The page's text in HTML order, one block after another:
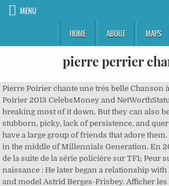
MENU
HOME
ABOUT MAPS
pierre perrier
Pierre Poirier chante une très belle Chanson à son festival Salut Poirier 2013 CelebsMoney and NetWorthStatus does a good job of breaking most of it down. But they can also be timid, unstable, stubborn, picky, lack of persistence, and querulous . Many Leos will have a large group of friends that adore them. Pierre Perrier was born in the middle of Millennials Generation. En 2019, il rejoint le casting de la suite de la série policière sur TF1; Peur sur le lac. Date de naissance : He later began a relationship with French-Spanish actress and model Astrid Berges-Frisbey. Afficher les profils des personnes qui s’appellent Pierre Perrier. Pierre Perrier voit le jour le 9 août 1984 dans le Val-de-Marne où il se passionne très rapidement pour le monde du cinéma. Il est le fils de l'acteur François Périer (1919-2002) qui l'a reconnu officiellement à sa naissance, son père biologique étant le musicien et chanteur Henri Salvador (1917-2008). Their strengths are adaptable, smart, cautious, acute, alert, positive, flexible, outgoing, and cheerful. We’re currently in process of confirming all details such as Pierre Perrier’s height, weight, and other stats. Pierre Perrier - La biographie de Pierre Perrier avec Gala.fr Hommage à Michel DELPECH, reprise de cette chanson par Pierre-Henri PERRIER. Grégory Perrier chante Pierre Bachelet 17 janvier 2011 GREGORY PERRIER CHANTE A LA MAISON DE LA CULTURE DE CLERMONT FERRAND DEVANT 1500 PERSONNES LA CHANSON DE PIERRE … Exposition Benjamin Péret à La Halle Saint Pierre. Education: The education details are not available at this time. Grégory PERRIER chanteur – Auteur - Compositeur Madame , Monsieur D ans le cadre de la programmation estivale et culturelle de votre région pour la saison 2011, je vous propose de parcourir le site internet de Gregory Perrier… Le jeune homme commence sa carrière en participant à de nombreuses figurations, ce qui lui permet de gagner un peu d’argent et de se faire remarquer. Chanteur populaire et auteur reconnu, il s'illustre par … Dès lors, il décide également de se lancer au cinéma et fait ses débuts dans le film Douches froides (2005). Pierre tente sa chance et réussit à décrocher un petit rôle pour cette mini-série. Après avoir fait de la figuration pour gagner son argent de poche, Après une apparition dans la série Capitaine Marleau (2016), il revient sur le devant de la scène avec son rôle de Mathias, un flic ténébreux dans la série Le Tueur du Lac en 2017. Discover all the facts that no one tells you about Pierre Perrier below ↓. Pierre Perrin (né Pierre Stanislas Germain Perrin) est un auteur-compositeur-interprète français, né le 8 juillet 1925 au Havre et mort le 20 juin 1985 à Paris 14 e. Biographie. Perrier (/ ˈ p ɛr i eɪ / PERR-ee-ay, also US: / ˌ p ɛr i ˈ eɪ /-⁠ AY, French: ) is a French brand of natural bottled mineral water captured at the source in Vergèze, located in the Gard département.Perrier is best … En 2012, le jeune homme se révèle aux Français grâce au rôle de Simon, un jeune homme mort quelques heures avant son mariage, dans la série Les Revenants. There were precisely 450 full moons after his birth to this day. Pierre Perrier zodiac sign is a Leo. Auteur jouant sur les mots et la musicalité de la langue française, Pierre Perret ne dédaigne pas pour autant largot, qu'il emploie à dessein dans de nombreux textes (il a réécrit les fables de La Fontaine). Pierre Perrier father’s name is under review and mother unknown at this time. C’est surtout à la télévision que Pierre trouve son bonheur. What does this all mean? Pierre Perrier was born on a Thursday. Enregistrée par Régine Nicosia En effet, lors d’un tournage, un agent le repère et lui parle d’un casting pour la série Fred et son orchestre. It’s easy to predict his income, but it’s much harder to know how much he has spent over the years. Grégory Perrier est un jeune chanteur - auteur - compositeur , c’est un jeune artiste auvergnat de 25 ans , plein de charisme et de talent, amoureux de la chanson française . July 23 - August 22. Pierre Perrin, né dans une famille … Family: He spent his youth in Nogent-sur-Marne, Val-de-Marne, France. Pierre Perrier - Persécutions antichrétiennes (1/2) : les ressorts profonds (Session été 2015 EEChO) - Duration: 1:28:01. Net Worth: Online estimates of Pierre Perrier’s net worth vary. If you any have tips or corrections, please send them our way. We will continue to update details on Pierre Perrier’s family. Le cinéma lui offre quelques opportunités et il collabore à trois reprises avec le réalisateur/acteur Jean-Marc Barr dans Chacun sa nuit (2006), American Translation (2011) – film qui lui permet d’être présélectionné pour le César du meilleur espoir masculin – et Chroniques sexuelles d’une famille d’aujourd’hui (2012). His birth sign is Leo and his life path number is 3. Let’s find out! Leos tend to have almost a royal air about them. L'interprète, dans un style apparemment naïf, voire enfantin, avec candeur et humanisme, pose nombre de questions pertinentes qu'il déclame avec un sourire malicieux. Un site du groupe Prisma Média (G+J Network). People born on Thursdays are generally a fun to be around, which means Thursday's babies get to be the life of the party. Sign in. Pierre’s birth flower is Gladiolus and birthstone is Peridot and Sardonyx. Dating: According to CelebsCouples, Pierre Perrier is dating Astrid Bergès-Frisbey. Sa mère, l'actrice Jacqueline Porel (1918-2012), est la petite-fille de la comédienne Réjane (1856-1920). Enregistrée par Régine Nicosia. People with Chinese zodiac Rat are instinctive, acute and alert in nature which makes them to be brilliant businessmen. jeudi, © 2020 Prisma Média - Tous droits réservés |. Pierre Perrier, acteur français. www.agencesartistiques.com/Fiche-Artiste/337916-Pierre-PERRIER.html 1790 – Robert Gray's Columbia Rediviva returns to Boston after 3 year journey, 1st American ship to circumnavigate the Globe. If you found this page interesting or useful, please share it. Watch Queue Queue The French movie actor has been alive for 13,283 days or 318,795 hours. If there is any information missing, we will be updating this page soon. Sign in to like videos, comment, and subscribe. They are brave, playful, leader, fun, warm, protective, generous, and charismatic. He was born in 1980s, in Millennials Generation. Pierre Perrier: Top 10 Facts You Need to Know | FamousDetails The 'thur' in Thursday is actually derived from the Norse god Thor. Perrier is a sugar-free and calorie-free carbonated mineral water. La série connaît un très beau succès critique en France et à l’étranger, faisant de Pierre un acteur à suivre. Association EEChO 1,459 views 1:28:01 The world’s population was 4,786,483,862 and there were an estimated 133,872,578 babies born throughout the world in 1984, Ronald Reagan (Republican) was the president of the United States, and the number one song on Billboard 100 was "Ghostbusters" by Ray Parker Jr.. 378 – Battle of Adrianople: Goth army defeats Roman forces under Emperor Valens.